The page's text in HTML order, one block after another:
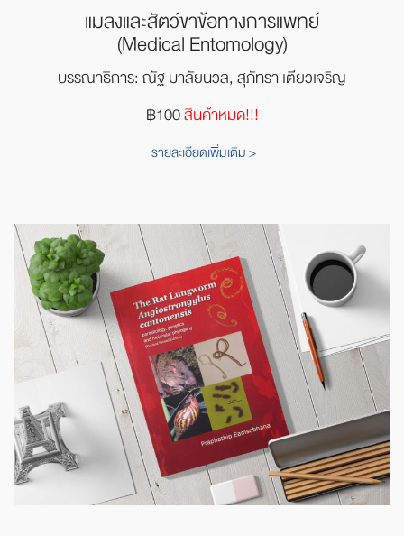
แมลงและสัตว์ขาข้อทางการแพทย์
(Medical Entomology)
บรรณาธิการ: ณัฐ มาลัยนวล, สุภัทรา เตียวเจริญ
฿100สินค้าหมด!!!
รายละเอียดเพิ่มเติม >